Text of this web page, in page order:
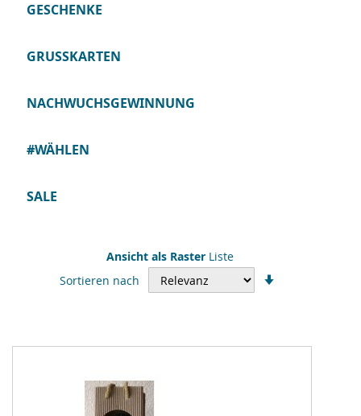
Ansicht als Raster Liste
Sortieren nach
GESCHENKE
GRUSSKARTEN
NACHWUCHSGEWINNUNG
#WÄHLEN
SALE